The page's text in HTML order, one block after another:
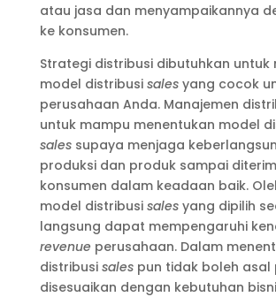
atau jasa dan menyampaikannya
ke konsumen.
Strategi distribusi dibutuhkan untuk
model distribusi sales yang cocok
perusahaan Anda. Manajemen
untuk mampu menentukan model
sales supaya menjaga
produksi dan produk sampai
konsumen dalam keadaan baik.
model distribusi sales yang dipilih
langsung dapat mempengaruhi
revenue perusahaan. Dalam
distribusi sales pun tidak boleh asal
disesuaikan dengan kebutuhan